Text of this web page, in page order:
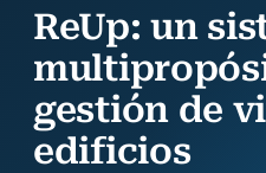
ReUp: un
gestión de
edificios